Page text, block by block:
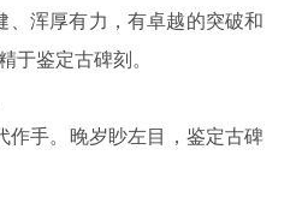
浑厚有力，有卓越的突破和
鉴定古碑刻。
作手。晚岁眇左目，鉴定古碑